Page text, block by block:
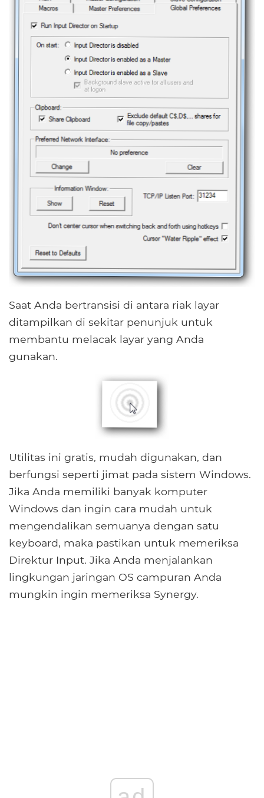
Saat Anda bertransisi di antara riak layar
ditampilkan di sekitar penunjuk untuk
membantu melacak layar yang Anda
gunakan.
Utilitas ini gratis, mudah digunakan, dan
berfungsi seperti jimat pada sistem Windows.
Jika Anda memiliki banyak komputer
Windows dan ingin cara mudah untuk
mengendalikan semuanya dengan satu
keyboard, maka pastikan untuk memeriksa
Direktur Input. Jika Anda menjalankan
lingkungan jaringan OS campuran Anda
mungkin ingin memeriksa Synergy.